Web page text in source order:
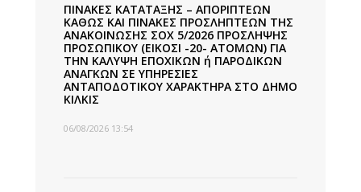
ΠΙΝΑΚΕΣ ΚΑΤΑΤΑΞΗΣ – ΑΠΟΡΙΠΤΕΩΝ
ΚΑΘΩΣ ΚΑΙ ΠΙΝΑΚΕΣ ΠΡΟΣΛΗΠΤΕΩΝ ΤΗΣ
ΑΝΑΚΟΙΝΩΣΗΣ ΣΟΧ 5/2026 ΠΡΟΣΛΗΨΗΣ
ΠΡΟΣΩΠΙΚΟΥ (ΕΙΚΟΣΙ -20- ΑΤΟΜΩΝ) ΓΙΑ
ΤΗΝ ΚΑΛΥΨΗ ΕΠΟΧΙΚΩΝ ή ΠΑΡΟΔΙΚΩΝ
ΑΝΑΓΚΩΝ ΣΕ ΥΠΗΡΕΣΙΕΣ
ΑΝΤΑΠΟΔΟΤΙΚΟΥ ΧΑΡΑΚΤΗΡΑ ΣΤΟ ΔΗΜΟ
ΚΙΛΚΙΣ
06/08/2026 13:54